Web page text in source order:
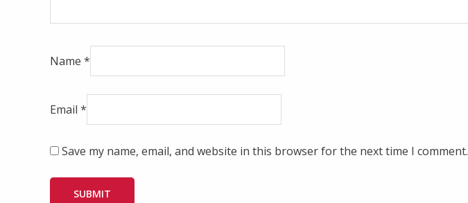
Name *
Email *
Save my name, email, and website in this browser for the next time I comment.